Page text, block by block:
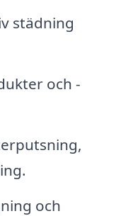
städning
och -
och